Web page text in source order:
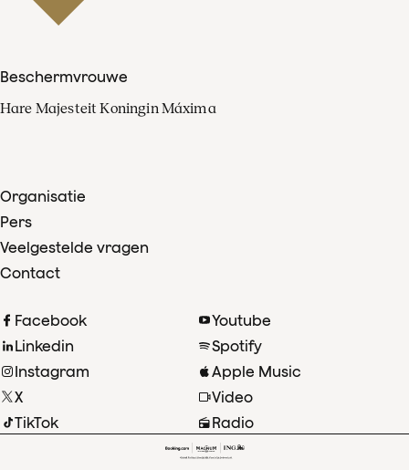
Beschermvrouwe
Hare Majesteit Koningin Máxima
Organisatie
Pers
Veelgestelde vragen
Contact
Facebook
Linkedin
Instagram
X
TikTok
Youtube
Spotify
Apple Music
Video
Radio